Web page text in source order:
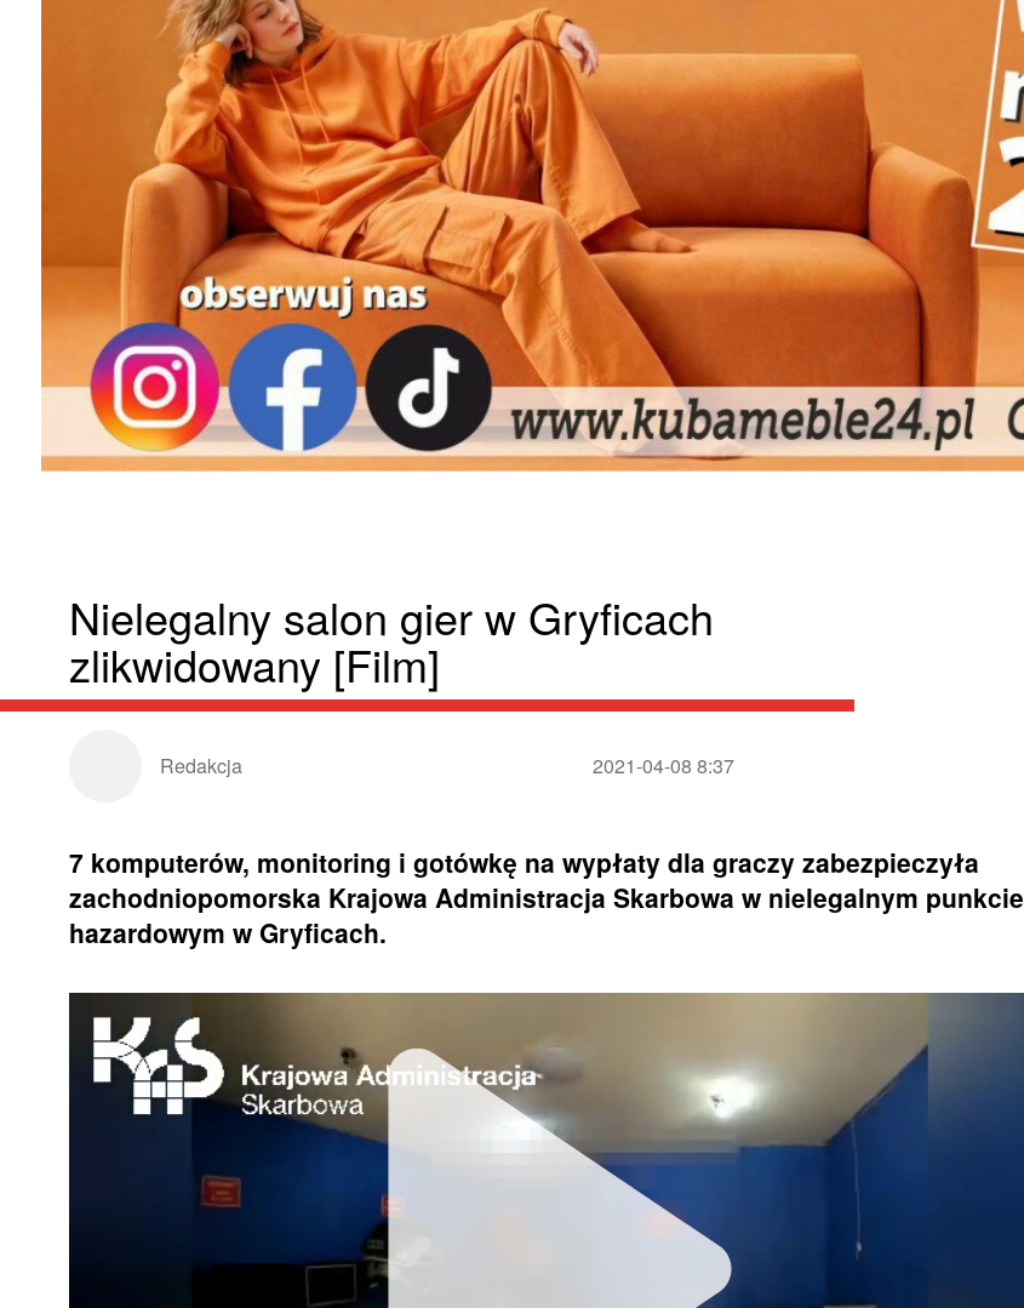
Nielegalny salon gier w Gryficach
zlikwidowany [Film]
Redakcja 2021-04-08 8:37
7 komputerów, monitoring i gotówkę na wypłaty dla graczy zabezpieczyła
zachodniopomorska Krajowa Administracja Skarbowa w nielegalnym punkcie
hazardowym w Gryficach.